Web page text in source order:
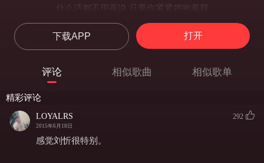
什么话都不用再说 只要你紧紧拥抱着我
忘了思念有多寂寞 像从前一样勇敢爱着
多少恋人在相互折磨 多少人深爱却又错过
看过那么多聚散离合 我们该学会珍惜此时此刻
不管别人 说什么
下载APP 打开
评论 相似歌曲 相似歌单
精彩评论
LOYALRS
2015年6月18日
292
感觉刘忻很特别。